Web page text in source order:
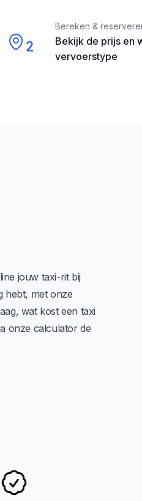
2
Bekijk de prijs en
vervoerstype
Bereken &
jouw taxi-rit bij
hebt, met onze
wat kost een taxi
onze calculator de